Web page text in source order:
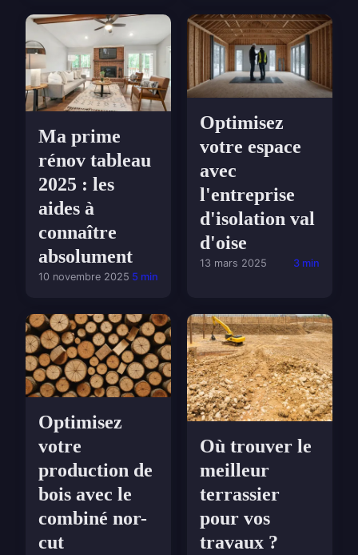
Ma prime
rénov tableau
2025 : les
aides à
connaître
absolument
10 novembre 2025 5 min
Optimisez
votre espace
avec
l'entreprise
d'isolation val
d'oise
13 mars 2025 3 min
Optimisez
votre
production de
bois avec le
combiné nor-
cut
Où trouver le
meilleur
terrassier
pour vos
travaux ?